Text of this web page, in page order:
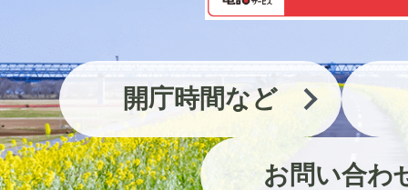
開庁時間など
お問い合わ